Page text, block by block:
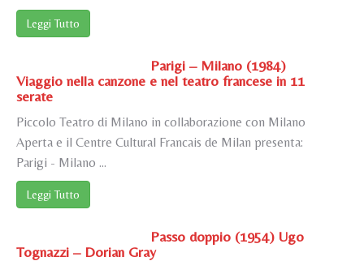
Leggi Tutto
Parigi – Milano (1984)
Viaggio nella canzone e nel teatro francese in 11
serate
Piccolo Teatro di Milano in collaborazione con Milano
Aperta e il Centre Cultural Francais de Milan presenta:
Parigi - Milano ...
Leggi Tutto
Passo doppio (1954) Ugo
Tognazzi – Dorian Gray